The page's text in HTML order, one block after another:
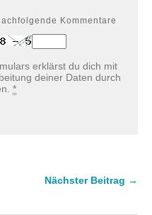
Kommentare
erklärst du dich mit
deiner Daten durch
*
Nächster Beitrag →